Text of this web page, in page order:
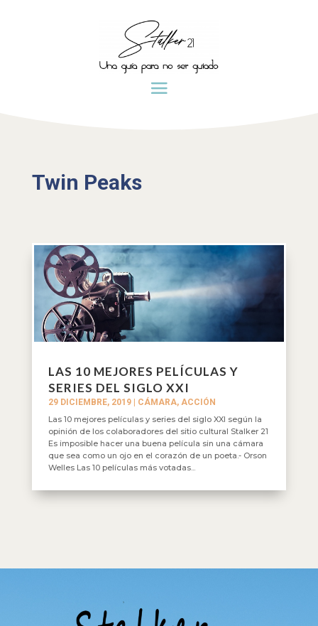
Twin Peaks
LAS 10 MEJORES PELÍCULAS Y
SERIES DEL SIGLO XXI
29 DICIEMBRE, 2019| CÁMARA, ACCIÓN
Las 10 mejores películas y series del siglo XXI según la
opinión de los colaboradores del sitio cultural Stalker 21
Es imposible hacer una buena película sin una cámara
que sea como un ojo en el corazón de un poeta.- Orson
Welles Las 10 películas más votadas...